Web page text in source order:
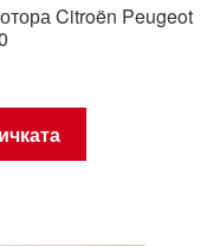
Citroën Peugeot